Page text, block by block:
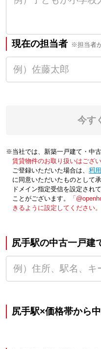
現在の担当者 ※担当者
今す
※当社では、新築一戸建て・中
賃貸物件のお取り扱いはござ
ご登録いただいた場合は、「
利
に同意いただいたものとして承
ドメイン指定受信を設定され
ことがございます。
「
きるように設定してください。
尻手駅の中古一戸建
尻手駅×価格帯から